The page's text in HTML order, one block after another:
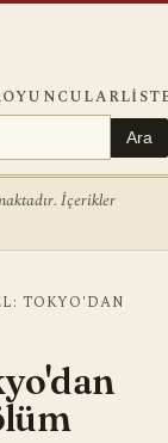
OYUNCULAR
Ara
İçerikler
TOKYO'DAN